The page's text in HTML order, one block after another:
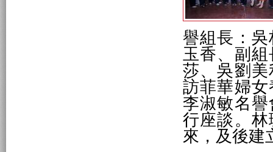
譽組長：
玉香、副
莎、吳劉
訪菲華婦
李淑敏名
行座談。
來，及後建